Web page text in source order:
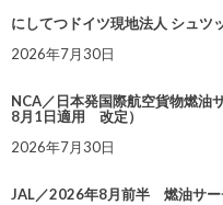
にしてつドイツ現地法人 シュツ
2026年7月30日
NCA／日本発国際航空貨物燃油
8月1日適用 改定）
2026年7月30日
JAL／2026年8月前半 燃油サー